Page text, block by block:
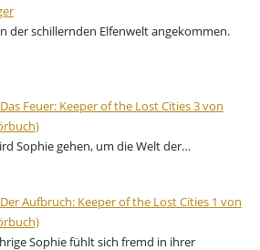
der schillernden Elfenwelt angekommen.
Das Feuer: Keeper of the Lost Cities 3 von
Sophie gehen, um die Welt der…
Der Aufbruch: Keeper of the Lost Cities 1 von
Sophie fühlt sich fremd in ihrer